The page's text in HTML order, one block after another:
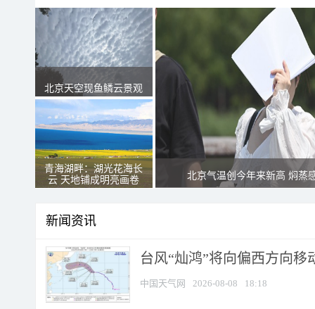
北京天空现鱼鳞云景观
青海湖畔：湖光花海长
云 天地铺成明亮画卷
北京气温创今年来新高 焖蒸
新闻资讯
台风“灿鸿”将向偏西方向移
中国天气网 2026-08-08 18:18